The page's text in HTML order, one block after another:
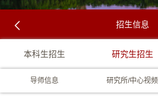
招生信息
本科生招生 研究生招生
导师信息 研究所/中心视频